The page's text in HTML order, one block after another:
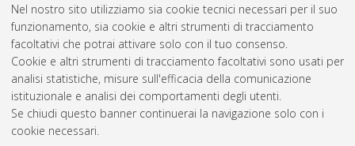
Nel nostro sito utilizziamo sia cookie tecnici necessari per il suo
funzionamento, sia cookie e altri strumenti di tracciamento
facoltativi che potrai attivare solo con il tuo consenso.
Cookie e altri strumenti di tracciamento facoltativi sono usati per
analisi statistiche, misure sull'efficacia della comunicazione
istituzionale e analisi dei comportamenti degli utenti.
Se chiudi questo banner continuerai la navigazione solo con i
cookie necessari.
2024(1)
Atom
Rss 1.0
Rss 2.0